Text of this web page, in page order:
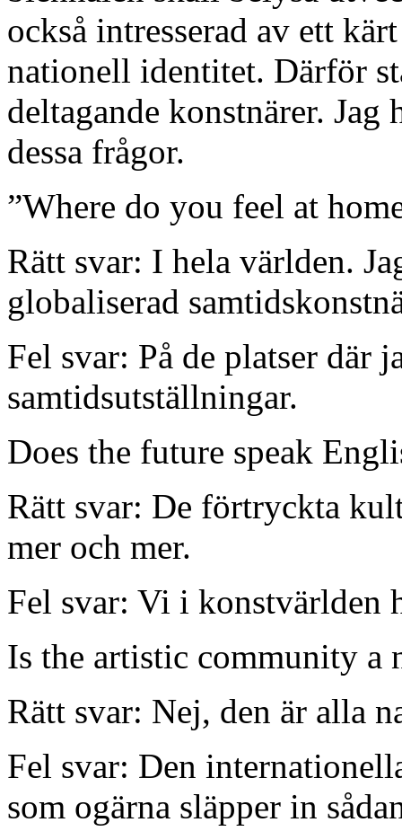
också intresserad av ett
nationell identitet. Därför
deltagande konstnärer.
dessa frågor.
”Where do you feel at
Rätt svar: I hela världen.
globaliserad
Fel svar: På de platser där
samtidsutställningar.
Does the future speak
Rätt svar: De förtryckta
mer och mer.
Fel svar: Vi i konstvärlden
Is the artistic community a
Rätt svar: Nej, den är alla
Fel svar: Den
som ogärna släpper in